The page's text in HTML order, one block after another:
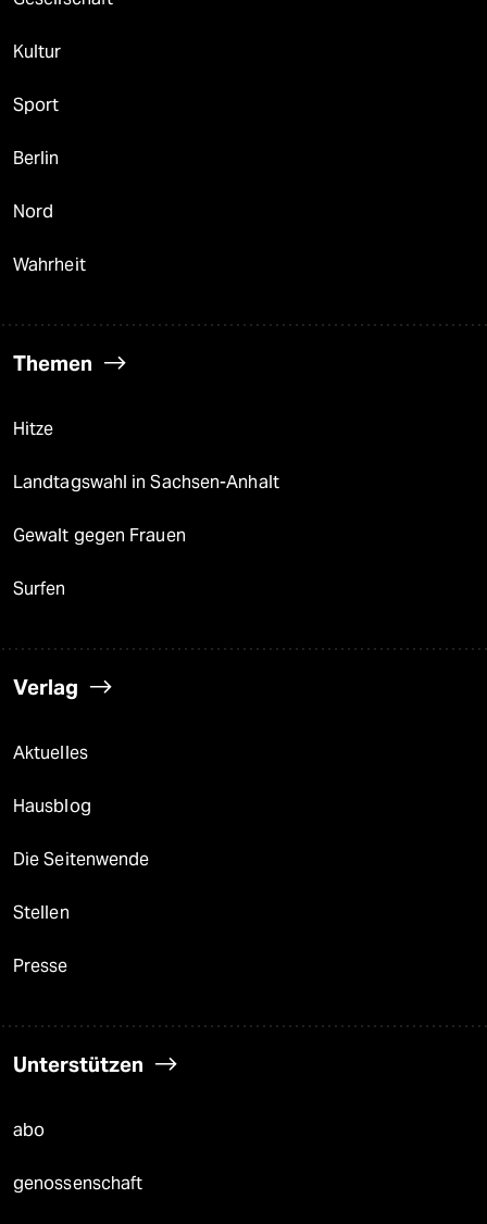
Kultur
Sport
Berlin
Nord
Wahrheit
Themen
Hitze
Landtagswahl in Sachsen-Anhalt
Gewalt gegen Frauen
Surfen
Verlag
Aktuelles
Hausblog
Die Seitenwende
Stellen
Presse
Unterstützen
abo
genossenschaft